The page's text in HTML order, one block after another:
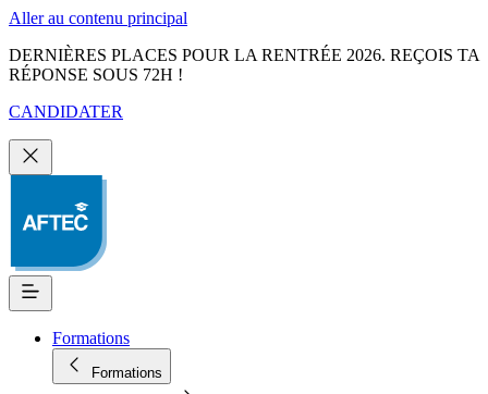
Aller au contenu principal
DERNIÈRES PLACES POUR LA RENTRÉE 2026. REÇOIS TA
RÉPONSE SOUS 72H !
CANDIDATER
Formations
Formations